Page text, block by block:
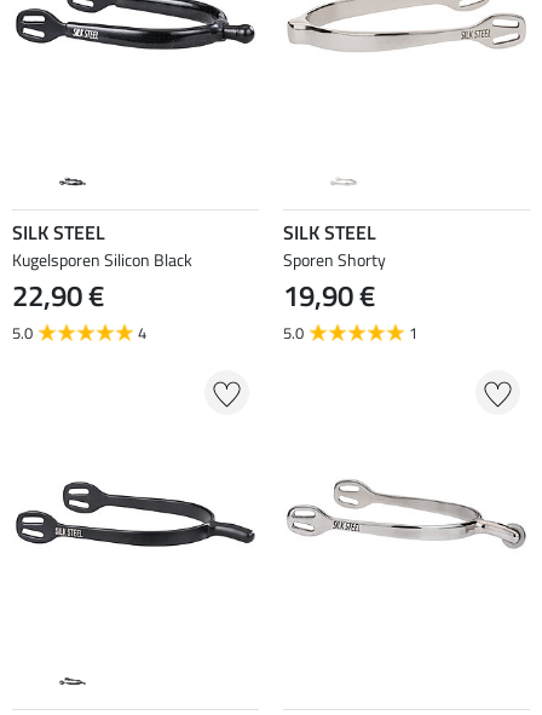
SILK STEEL
Kugelsporen Silicon Black
22,90 €
5.0 4
SILK STEEL
Sporen Shorty
19,90 €
5.0 1